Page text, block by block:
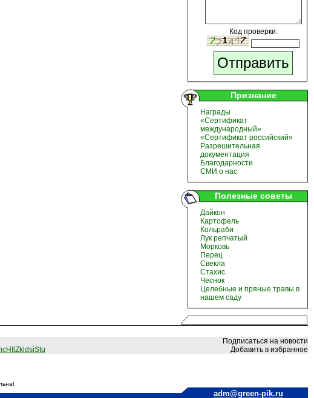
Код проверки:
Признание
Награды
«Сертификат
международный»
«Сертификат российский»
Разрешительная
документация
Благодарности
СМИ о нас
Полезные советы
Дайкон
Картофель
Кольраби
Лук репчатый
Морковь
Перец
Свекла
Стахис
Чеснок
Целебные и пряные травы в
нашем саду
Подписаться на новости
Добавить в избранное
adm@green-pik.ru